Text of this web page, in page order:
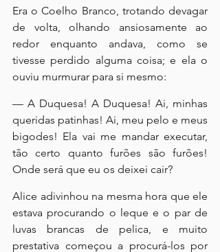
Era o Coelho Branco, trotando devagar
de volta, olhando ansiosamente ao
redor enquanto andava, como se
tivesse perdido alguma coisa; e ela o
ouviu murmurar para si mesmo:
— A Duquesa! A Duquesa! Ai, minhas
queridas patinhas! Ai, meu pelo e meus
bigodes! Ela vai me mandar executar,
tão certo quanto furões são furões!
Onde será que eu os deixei cair?
Alice adivinhou na mesma hora que ele
estava procurando o leque e o par de
luvas brancas de pelica, e muito
prestativa começou a procurá-los por